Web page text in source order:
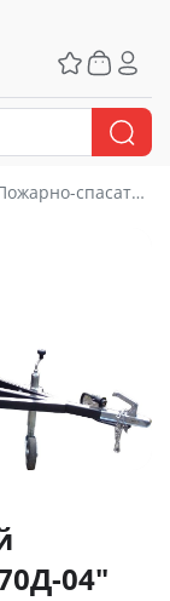
спасательный комплекс "Огнеборец570Д-04"
04"